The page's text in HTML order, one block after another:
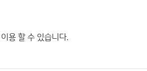
용 할 수 있습니다.